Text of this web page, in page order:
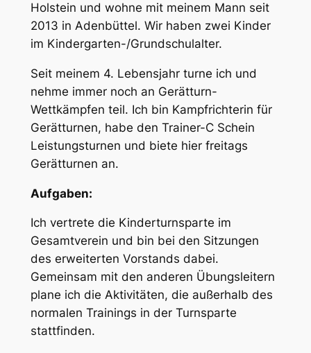
Holstein und wohne mit meinem Mann seit
2013 in Adenbüttel. Wir haben zwei Kinder
im Kindergarten-/Grundschulalter.
Seit meinem 4. Lebensjahr turne ich und
nehme immer noch an Gerätturn-
Wettkämpfen teil. Ich bin Kampfrichterin für
Gerätturnen, habe den Trainer-C Schein
Leistungsturnen und biete hier freitags
Gerätturnen an.
Aufgaben:
Ich vertrete die Kinderturnsparte im
Gesamtverein und bin bei den Sitzungen
des erweiterten Vorstands dabei.
Gemeinsam mit den anderen Übungsleitern
plane ich die Aktivitäten, die außerhalb des
normalen Trainings in der Turnsparte
stattfinden.